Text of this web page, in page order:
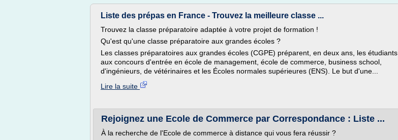
Liste des prépas en France - Trouvez la meilleure classe ...
Trouvez la classe préparatoire adaptée à votre projet de formation !
Qu'est qu'une classe préparatoire aux grandes écoles ?
Les classes préparatoires aux grandes écoles (CGPE) préparent, en deux ans, les étudiants
aux concours d'entrée en école de management, école de commerce, business school,
d'ingénieurs, de vétérinaires et les Écoles normales supérieures (ENS). Le but d'une...
Lire la suite
Rejoignez une Ecole de Commerce par Correspondance : Liste ...
À la recherche de l'Ecole de commerce à distance qui vous fera réussir ?